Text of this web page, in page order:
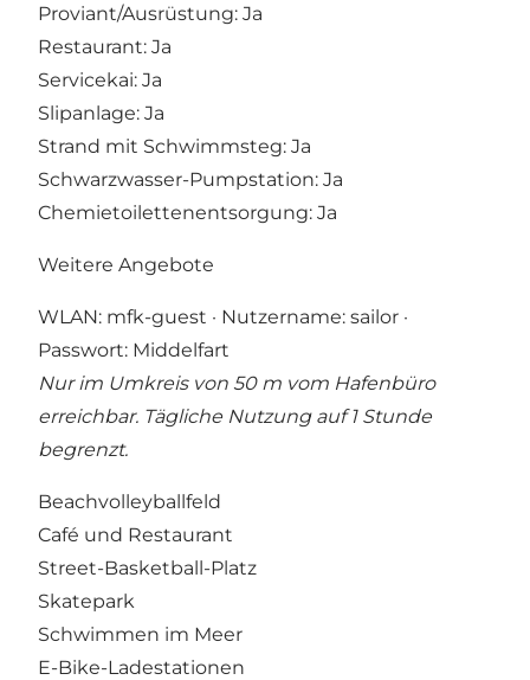
Proviant/Ausrüstung: Ja
Restaurant: Ja
Servicekai: Ja
Slipanlage: Ja
Strand mit Schwimmsteg: Ja
Schwarzwasser-Pumpstation: Ja
Chemietoilettenentsorgung: Ja
Weitere Angebote
WLAN: mfk-guest · Nutzername: sailor ·
Passwort: Middelfart
Nur im Umkreis von 50 m vom Hafenbüro
erreichbar. Tägliche Nutzung auf 1 Stunde
begrenzt.
Beachvolleyballfeld
Café und Restaurant
Street-Basketball-Platz
Skatepark
Schwimmen im Meer
E-Bike-Ladestationen